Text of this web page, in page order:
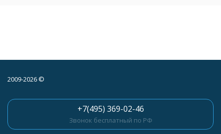
2009-2026 ©
+7(495) 369-02-46
Звонок бесплатный по РФ